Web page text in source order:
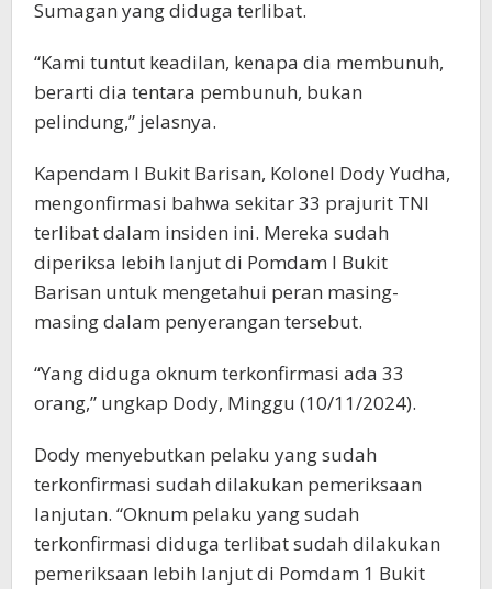
Sumagan yang diduga terlibat.
“Kami tuntut keadilan, kenapa dia membunuh,
berarti dia tentara pembunuh, bukan
pelindung,” jelasnya.
Kapendam I Bukit Barisan, Kolonel Dody Yudha,
mengonfirmasi bahwa sekitar 33 prajurit TNI
terlibat dalam insiden ini. Mereka sudah
diperiksa lebih lanjut di Pomdam I Bukit
Barisan untuk mengetahui peran masing-
masing dalam penyerangan tersebut.
“Yang diduga oknum terkonfirmasi ada 33
orang,” ungkap Dody, Minggu (10/11/2024).
Dody menyebutkan pelaku yang sudah
terkonfirmasi sudah dilakukan pemeriksaan
lanjutan. “Oknum pelaku yang sudah
terkonfirmasi diduga terlibat sudah dilakukan
pemeriksaan lebih lanjut di Pomdam 1 Bukit